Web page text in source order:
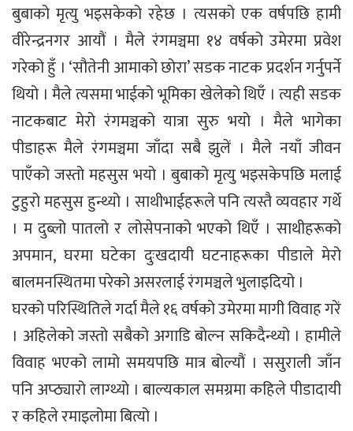
बुबाको मृत्यु भइसकेको रहेछ । त्यसको एक वर्षपछि हामी
वीरेन्द्रनगर आयौं । मैले रंगमञ्चमा १४ वर्षको उमेरमा प्रवेश
गरेको हुँ । ‘सौतेनी आमाको छोरा’ सडक नाटक प्रदर्शन गर्नुपर्ने
थियो । मैले त्यसमा भाईको भूमिका खेलेको थिएँ । त्यही सडक
नाटकबाट मेरो रंगमञ्चको यात्रा सुरु भयो । मैले भागेका
पीडाहरू मैले रंगमञ्चमा जाँदा सबै झुलें । मैले नयाँ जीवन
पाएँको जस्तो महसुस भयो । बुबाको मृत्यु भइसकेपछि मलाई
टुहुरो महसुस हुन्थ्यो । साथीभाईहरूले पनि त्यस्तै व्यवहार गर्थे
। म दुब्लो पातलो र लोसेपनाको भएको थिएँ । साथीहरूको
अपमान, घरमा घटेका दुःखदायी घटनाहरूका पीडाले मेरो
बालमनस्थितमा परेको असरलाई रंगमञ्चले भुलाइदियो ।
घरको परिस्थितिले गर्दा मैले १६ वर्षको उमेरमा मागी विवाह गरें
। अहिलेको जस्तो सबैको अगाडि बोल्न सकिदैन्थ्यो । हामीले
विवाह भएको लामो समयपछि मात्र बोल्यौं । ससुराली जाँन
पनि अप्ठ्यारो लाग्थ्यो । बाल्यकाल समग्रमा कहिले पीडादायी
र कहिले रमाइलोमा बित्यो ।